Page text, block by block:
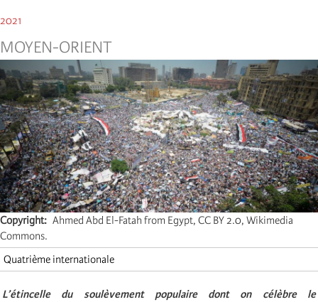
2021
MOYEN-ORIENT
Copyright
Ahmed Abd El-Fatah from Egypt, CC BY 2.0, Wikimedia
Commons.
Quatrième internationale
L’étincelle du soulèvement populaire dont
on célèbre le